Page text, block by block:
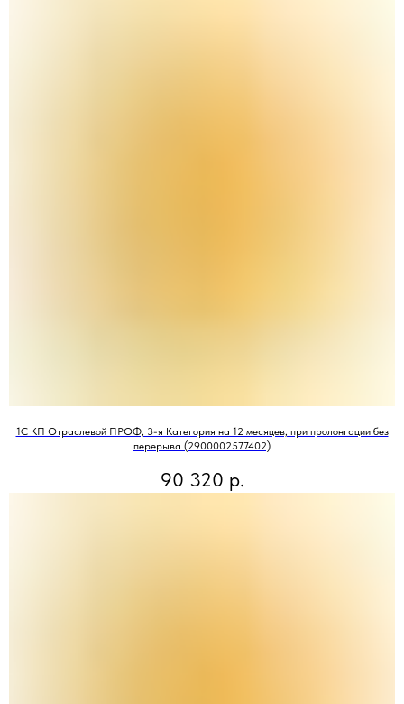
1С КП Отраслевой ПРОФ, 3-я Категория на 12 месяцев, при пролонгации без
перерыва (2900002577402)
90 320 р.